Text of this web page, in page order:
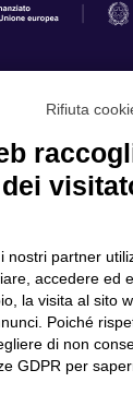
News &
Rifiuta
nostri partner
accedere ed
la visita al sito
Poiché
di non
GDPR per